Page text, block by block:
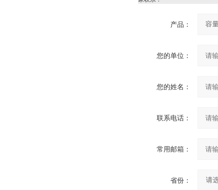
产品：
您的单位：
您的姓名：
联系电话：
常用邮箱：
省份：